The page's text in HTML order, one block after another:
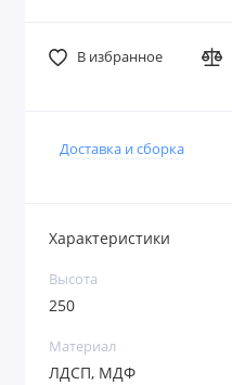
В избранное
Доставка и сборка
Характеристики
Высота
250
Материал
ЛДСП, МДФ